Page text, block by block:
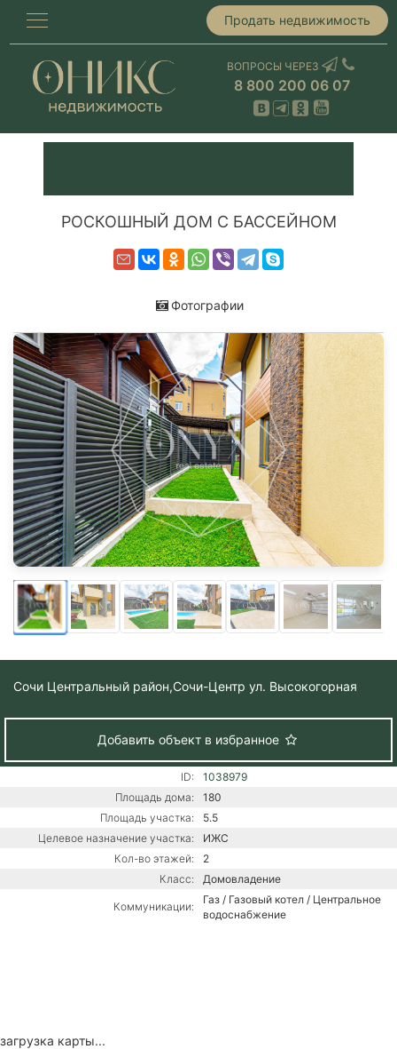
Продать недвижимость
ВОПРОСЫ ЧЕРЕЗ
8 800 200 06 07
РОСКОШНЫЙ ДОМ С БАССЕЙНОМ
Фотографии
Сочи Центральный район,Сочи-Центр ул. Высокогорная
Добавить объект в избранное
ID:
1038979
Площадь дома:
180
Площадь участка:
5.5
Целевое назначение участка:
ИЖС
Кол-во этажей:
2
Класс:
Домовладение
Коммуникации:
Газ / Газовый котел / Центральное
водоснабжение
загрузка карты...